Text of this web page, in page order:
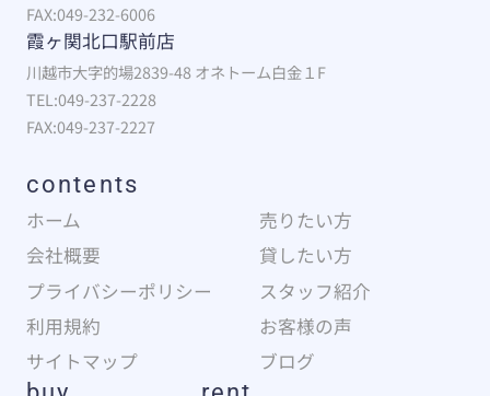
FAX:049-232-6006
霞ヶ関北口駅前店
川越市大字的場2839-48 オネトーム白金１F
TEL:049-237-2228
FAX:049-237-2227
contents
ホーム
売りたい方
会社概要
貸したい方
プライバシーポリシー
スタッフ紹介
利用規約
お客様の声
サイトマップ
ブログ